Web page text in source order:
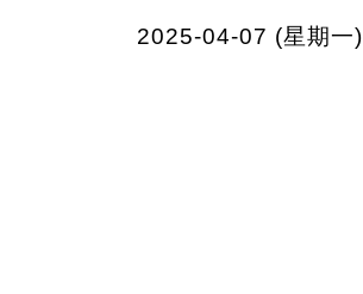
2025-04-07 (星期一)